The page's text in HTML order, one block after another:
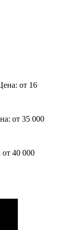
от 16
от 35 000
от 40 000